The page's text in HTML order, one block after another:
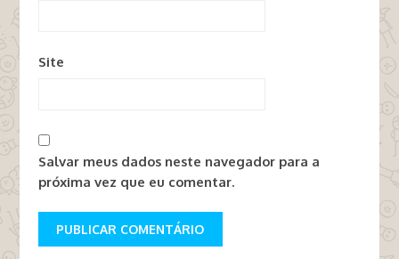
Site
Salvar meus dados neste navegador para a
próxima vez que eu comentar.